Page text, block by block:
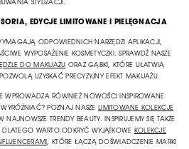
STYLIZACJI.
EDYCJE LIMITOWANE I PIELĘGNACJA
ODPOWIEDNICH NARZĘDZI APLIKACJI,
WYPOSAŻENIE KOSMETYCZKI. SPRAWDŹ NASZE
DO MAKIJAŻU ORAZ GĄBKI, KTÓRE UŁATWIĄ
UZYSKAĆ PRECYZYJNY EFEKT MAKIJAŻU.
WPROWADZA RÓWNIEŻ NOWOŚCI INSPIROWANE
WYRÓŻNIAĆ? POZNAJ NASZE LIMITOWANE KOLEKCJE
TRENDY BEAUTY. INSPIRUJEMY SIĘ TAKŻE
WARTO ODKRYĆ WYJĄTKOWE KOLEKCJE
, KTÓRE ŁĄCZĄ DOŚWIADCZENIE MARKI